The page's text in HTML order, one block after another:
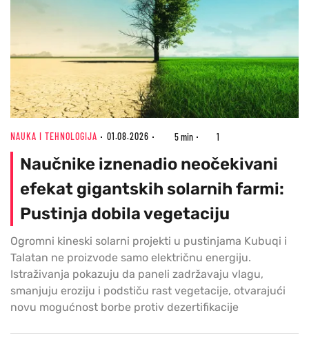
NAUKA I TEHNOLOGIJA 01.08.2026 5 min 1
Naučnike iznenadio neočekivani
efekat gigantskih solarnih farmi:
Pustinja dobila vegetaciju
Ogromni kineski solarni projekti u pustinjama Kubuqi i
Talatan ne proizvode samo električnu energiju.
Istraživanja pokazuju da paneli zadržavaju vlagu,
smanjuju eroziju i podstiču rast vegetacije, otvarajući
novu mogućnost borbe protiv dezertifikacije